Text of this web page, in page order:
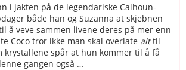
i jakten på de legendariske Calhoun-
både han og Suzanna at skjebnen
å veve sammen livene deres på mer enn
Coco tror ikke man skal overlate alttil
krystallene spår at hun kommer til å få
gangen også …